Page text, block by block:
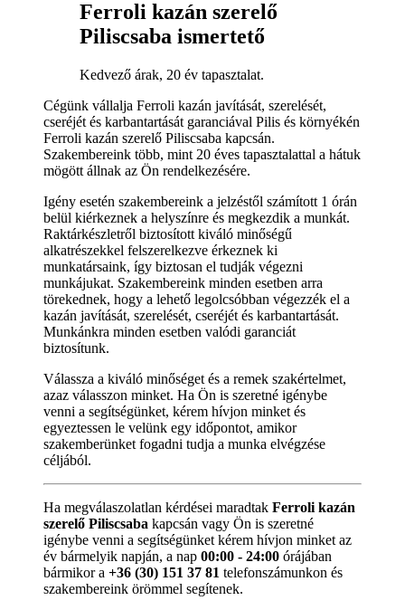
Ferroli kazán szerelő
Piliscsaba ismertető
Kedvező árak, 20 év tapasztalat.
Cégünk vállalja Ferroli kazán javítását, szerelését,
cseréjét és karbantartását garanciával Pilis és környékén
Ferroli kazán szerelő Piliscsaba kapcsán.
Szakembereink több, mint 20 éves tapasztalattal a hátuk
mögött állnak az Ön rendelkezésére.
Igény esetén szakembereink a jelzéstől számított 1 órán
belül kiérkeznek a helyszínre és megkezdik a munkát.
Raktárkészletről biztosított kiváló minőségű
alkatrészekkel felszerelkezve érkeznek ki
munkatársaink, így biztosan el tudják végezni
munkájukat. Szakembereink minden esetben arra
törekednek, hogy a lehető legolcsóbban végezzék el a
kazán javítását, szerelését, cseréjét és karbantartását.
Munkánkra minden esetben valódi garanciát
biztosítunk.
Válassza a kiváló minőséget és a remek szakértelmet,
azaz válasszon minket. Ha Ön is szeretné igénybe
venni a segítségünket, kérem hívjon minket és
egyeztessen le velünk egy időpontot, amikor
szakemberünket fogadni tudja a munka elvégzése
céljából.
Ha megválaszolatlan kérdései maradtak Ferroli kazán
szerelő Piliscsaba kapcsán vagy Ön is szeretné
igénybe venni a segítségünket kérem hívjon minket az
év bármelyik napján, a nap 00:00 - 24:00 órájában
bármikor a +36 (30) 151 37 81 telefonszámunkon és
szakembereink örömmel segítenek.